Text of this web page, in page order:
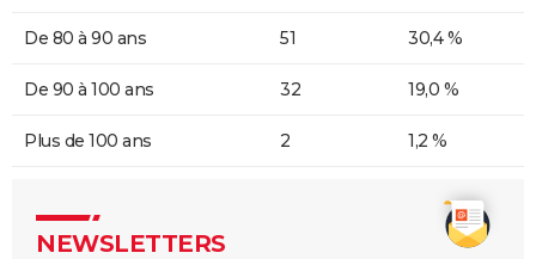
De 80 à 90 ans 51 30,4 %
De 90 à 100 ans 32 19,0 %
Plus de 100 ans 2 1,2 %
NEWSLETTERS